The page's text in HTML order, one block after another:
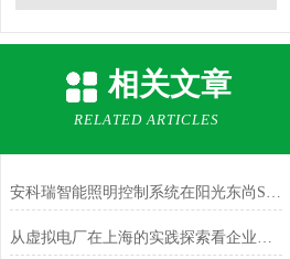
相关文章
RELATED ARTICLES
安科瑞智能照明控制系统在阳光东尚S5地块的设计和应用
从虚拟电厂在上海的实践探索看企业微电网数字化的意义